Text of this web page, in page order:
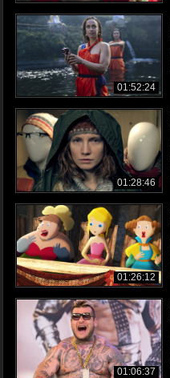
01:52:24
01:28:46
01:26:12
01:06:37